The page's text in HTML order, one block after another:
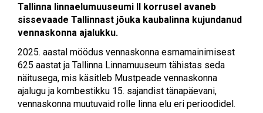
Tallinna linnaelumuuseumi II korrusel avaneb
sissevaade Tallinnast jõuka kaubalinna kujundanud
vennaskonna ajalukku.
2025. aastal möödus vennaskonna esmamainimisest
625 aastat ja Tallinna Linnamuuseum tähistas seda
näitusega, mis käsitleb Mustpeade vennaskonna
ajalugu ja kombestikku 15. sajandist tänapäevani,
vennaskonna muutuvaid rolle linna elu eri perioodidel.